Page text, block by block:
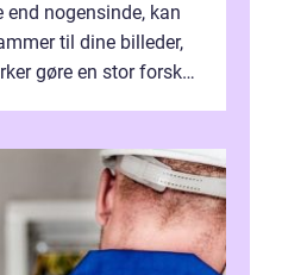
nogensinde, kan
til dine billeder,
gøre en stor forskel.